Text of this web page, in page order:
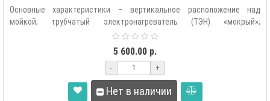
Основные характеристики – вертикальное расположение над
мойкой; трубчатый электронагреватель (ТЭН) «мокрый»;
5 600.00 р.
- +
Нет в наличии